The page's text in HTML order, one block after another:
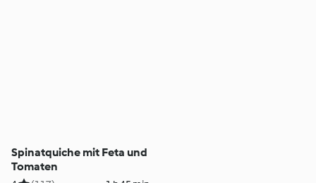
Spinatquiche mit Feta und
Tomaten